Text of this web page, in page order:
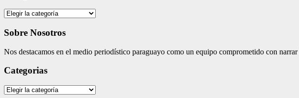
Categories
Sobre Nosotros
Nos destacamos en el medio periodístico paraguayo como un equipo comprometido con
Categorias
Categorias